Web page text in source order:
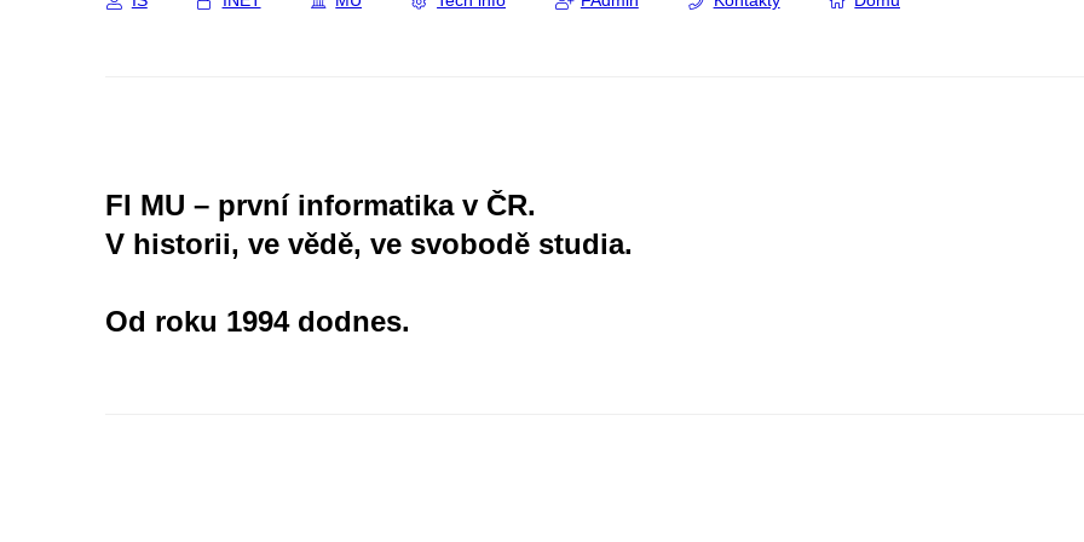
FI MU – první informatika v ČR.
V historii, ve vědě, ve svobodě studia.
Od roku 1994 dodnes.